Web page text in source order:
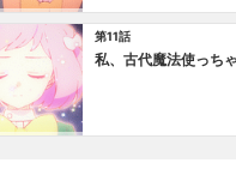
第11話
私、古代魔法使っち